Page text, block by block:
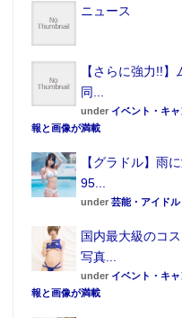
<3> 豪華景品プレゼント
<4> AKIBAPOP：
開催）
<1> 同人誌新刊販売会
「コミックマーケット
期間：2016年12月31日
時間：10:00～20:00
恒例の新刊販売会。「
同人誌に加え、人気作
2,000タイトル以上。し
暖房完備・広々スペー
買い物を楽しみいただ
ニュース
【さらに強力!!
同...
under イベント・キ
報と画像が満載
【グラドル】雨
95...
under 芸能・アイドル
国内最大級のコ
写真...
under イベント・キ
報と画像が満載